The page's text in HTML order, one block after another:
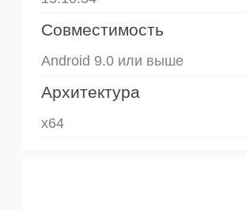
Совместимость
Android 9.0 или выше
Архитектура
x64